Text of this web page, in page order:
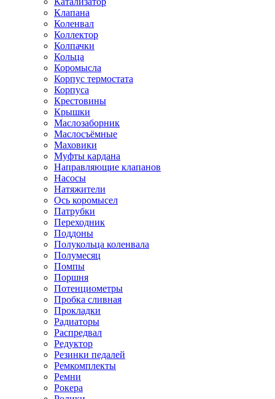
Клапана
Коленвал
Коллектор
Колпачки
Кольца
Коромысла
Корпус термостата
Корпуса
Крестовины
Крышки
Маслозаборник
Маслосъёмные
Маховики
Муфты кардана
Направляющие клапанов
Насосы
Натяжители
Ось коромысел
Патрубки
Переходник
Поддоны
Полукольца коленвала
Полумесяц
Помпы
Поршня
Потенциометры
Пробка сливная
Прокладки
Радиаторы
Распредвал
Редуктор
Резинки педалей
Ремкомплекты
Ремни
Рокера